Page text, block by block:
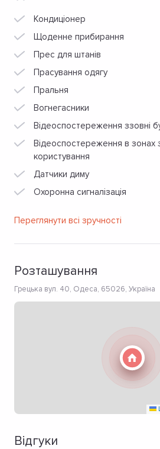
Кондиціонер
Щоденне прибирання
Прес для штанів
Прасування одягу
Пральня
Вогнегасники
Відеоспостереження ззовні
Відеоспостереження в зонах
користування
Датчики диму
Охоронна сигналізація
Переглянути всі зручності
Розташування
Грецька вул. 40, Одеса, 65026, Україна
Відгуки